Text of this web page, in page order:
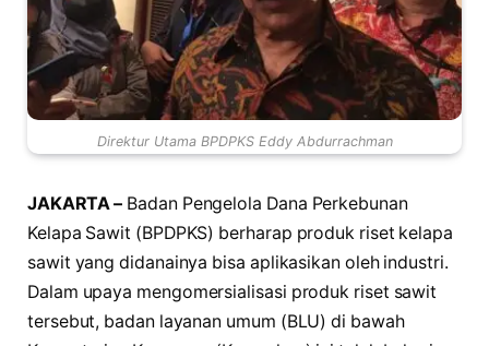
Direktur Utama BPDPKS Eddy Abdurrachman
JAKARTA – Badan Pengelola Dana Perkebunan
Kelapa Sawit (BPDPKS) berharap produk riset kelapa
sawit yang didanainya bisa aplikasikan oleh industri.
Dalam upaya mengomersialisasi produk riset sawit
tersebut, badan layanan umum (BLU) di bawah